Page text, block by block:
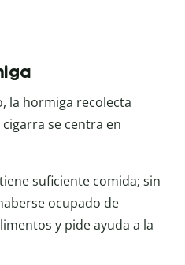
la hormiga recolecta
se centra en
suficiente comida; sin
ocupado de
y pide ayuda a la